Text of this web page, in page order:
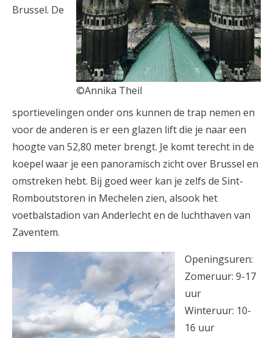
©Annika Theil
Brussel. De
sportievelingen onder ons kunnen de trap nemen en
voor de anderen is er een glazen lift die je naar een
hoogte van 52,80 meter brengt. Je komt terecht in de
koepel waar je een panoramisch zicht over Brussel en
omstreken hebt. Bij goed weer kan je zelfs de Sint-
Romboutstoren in Mechelen zien, alsook het
voetbalstadion van Anderlecht en de luchthaven van
Zaventem.
Openingsuren:
Zomeruur: 9-17
uur
Winteruur: 10-
16 uur